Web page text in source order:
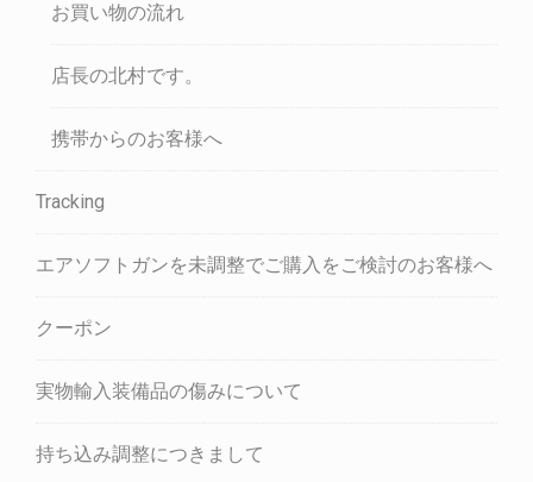
お買い物の流れ
店長の北村です。
携帯からのお客様へ
Tracking
エアソフトガンを未調整でご購入をご検討のお客様へ
クーポン
実物輸入装備品の傷みについて
持ち込み調整につきまして